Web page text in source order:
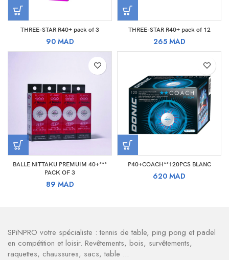
THREE-STAR R40+ pack of 3
90 MAD
THREE-STAR R40+ pack of 12
265 MAD
BALLE NITTAKU PREMUIM 40+***
PACK OF 3
89 MAD
P40+COACH**120PCS BLANC
620 MAD
SPiNPRO votre spécialiste : tennis de table, ping pong et padel
en compétition et loisir. Revêtements, bois, survêtements,
raquettes, chaussures, sacs, table ...